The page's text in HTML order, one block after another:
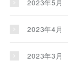
2023年5月
2023年4月
2023年3月